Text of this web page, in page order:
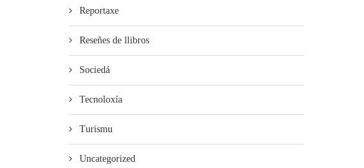
Reportaxe
Reseñes de llibros
Sociedá
Tecnoloxía
Turismu
Uncategorized